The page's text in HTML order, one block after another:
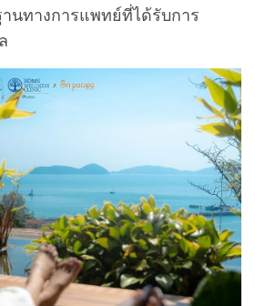
นทางการแพทย์ที่ได้รับการ